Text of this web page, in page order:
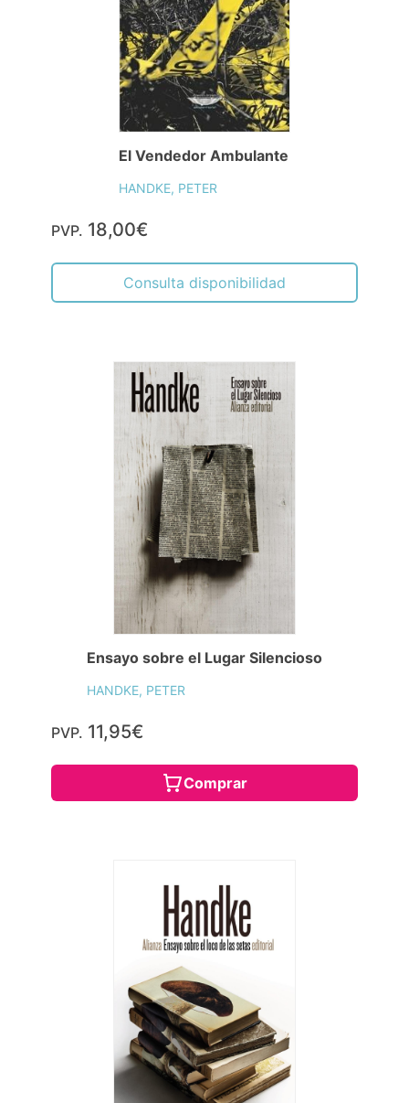
El Vendedor Ambulante
HANDKE, PETER
PVP. 18,00€
Consulta disponibilidad
Ensayo sobre el Lugar Silencioso
HANDKE, PETER
PVP. 11,95€
Comprar